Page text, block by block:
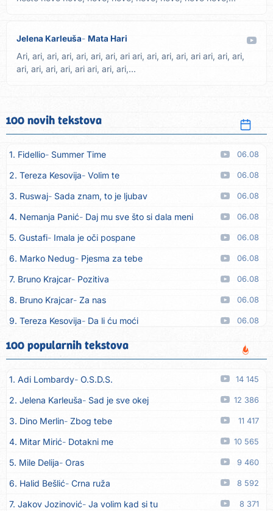
Jelena Karleuša Mata Hari
Ari, ari, ari, ari, ari, ari, ari, ari ari, ari, ari, ari, ari ari, ari, ari,
ari, ari, ari, ari, ari ari, ari, ari,...
100 novih tekstova
1. Fidellio Summer Time 06.08
2. Tereza Kesovija Volim te 06.08
3. Ruswaj Sada znam, to je ljubav 06.08
4. Nemanja Panić Daj mu sve što si dala meni 06.08
5. Gustafi Imala je oči pospane 06.08
6. Marko Nedug Pjesma za tebe 06.08
7. Bruno Krajcar Pozitiva 06.08
8. Bruno Krajcar Za nas 06.08
9. Tereza Kesovija Da li ću moći 06.08
10. Lidija Bačić Neka se vino toči (Nazdravlje)
11. Karin Kuljanić Nisi zavridel 06.08
12. Tamara Brusić Nigdi ni lipo ko doma 06.08
13. Tamara Brusić Biž´mo ća 06.08
14. Rusko Richie Bila si, bila 06.08
15. Rusko Richie Ti i ja 06.08
16. Azra Husarkić 06.08
17. Azra Husarkić Ljubavnice 06.08
18. Azra Husarkić Zakon jačeg 06.08
100 popularnih tekstova
1. Adi Lombardy O.S.D.S. 14 145
2. Jelena Karleuša Sad je sve okej 12 386
3. Dino Merlin Zbog tebe 11 417
4. Mitar Mirić Dotakni me 10 565
5. Mile Delija Oras 9 460
6. Halid Bešlić Crna ruža 8 592
7. Jakov Jozinović Ja volim kad si tu 8 371